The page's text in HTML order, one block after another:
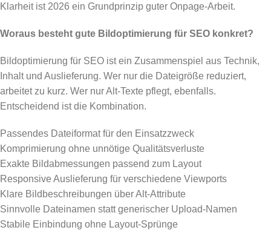
Klarheit ist 2026 ein Grundprinzip guter Onpage-Arbeit.
Woraus besteht gute Bildoptimierung für SEO konkret?
Bildoptimierung für SEO ist ein Zusammenspiel aus Technik,
Inhalt und Auslieferung. Wer nur die Dateigröße reduziert,
arbeitet zu kurz. Wer nur Alt-Texte pflegt, ebenfalls.
Entscheidend ist die Kombination.
Passendes Dateiformat für den Einsatzzweck
Komprimierung ohne unnötige Qualitätsverluste
Exakte Bildabmessungen passend zum Layout
Responsive Auslieferung für verschiedene Viewports
Klare Bildbeschreibungen über Alt-Attribute
Sinnvolle Dateinamen statt generischer Upload-Namen
Stabile Einbindung ohne Layout-Sprünge